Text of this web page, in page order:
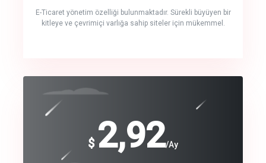
E-Ticaret yönetim özelliği bulunmaktadır. Sürekli büyüyen bir
kitleye ve çevrimiçi varlığa sahip siteler için mükemmel.
crm auto cync
track energy costs
$ 2,92/Ay
$
240